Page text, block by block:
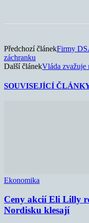
Předchozí článekFirmy
záchranku
Další článekVláda zvažuje
SOUVISEJÍCÍ
Ekonomika
Ceny akcií Eli Lilly
Nordisku klesají